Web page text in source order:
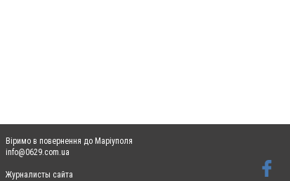
Віримо в повернення до Маріуполя
info@0629.com.ua
Журналисты сайта